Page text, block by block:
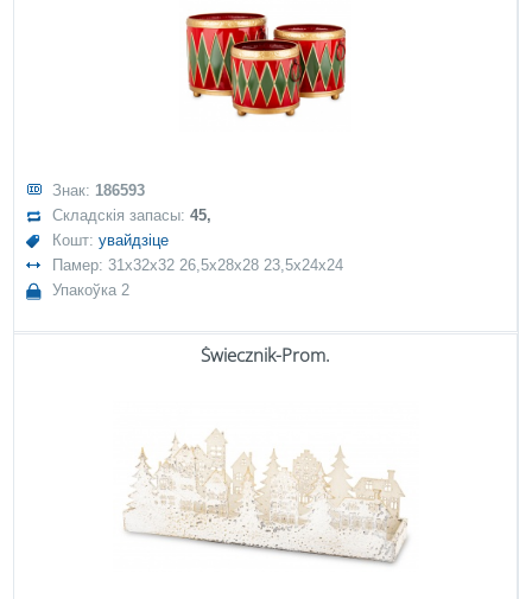
Знак: 186593
Складскія запасы:45,
Кошт:увайдзіце
Памер: 31x32x32 26,5x28x28 23,5x24x24
Упакоўка 2
Świecznik-Prom.